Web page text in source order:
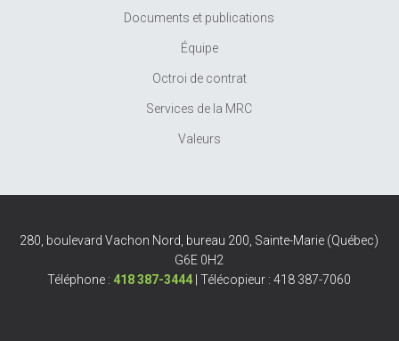
Documents et publications
Équipe
Octroi de contrat
Services de la MRC
Valeurs
280, boulevard Vachon Nord, bureau 200, Sainte-Marie (Québec)
G6E 0H2
Téléphone : 418 387-3444 | Télécopieur : 418 387-7060